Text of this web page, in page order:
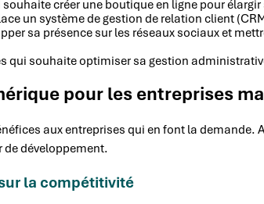
créer une boutique en ligne pour
un système de gestion de relation client
sa présence sur les réseaux sociaux et
qui souhaite optimiser sa gestion
pour les entreprises
aux entreprises qui en font la demande.
développement.
la compétitivité